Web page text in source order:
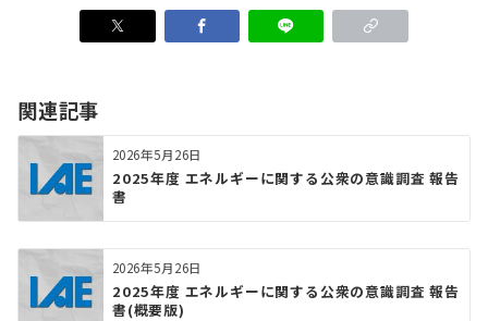
関連記事
2026年5月26日
2025年度 エネルギーに関する公衆の意識調査 報告
書
2026年5月26日
2025年度 エネルギーに関する公衆の意識調査 報告
書(概要版)